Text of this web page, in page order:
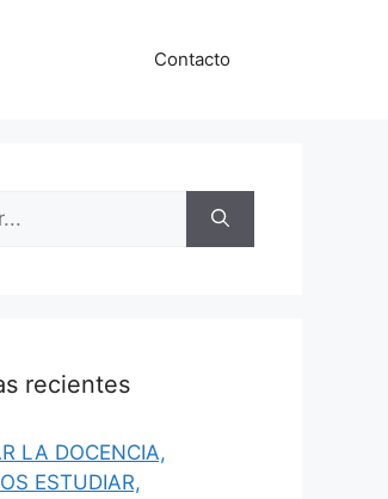
Contacto
recientes
LA DOCENCIA,
ESTUDIAR,